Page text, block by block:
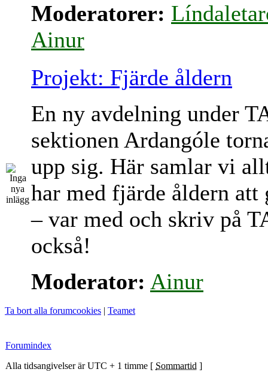
Moderatorer:
Ainur
Projekt: Fjärde åldern
En ny avdelning under
sektionen Ardangóle
upp sig. Här samlar vi
har med fjärde åldern att
– var med och skriv på
också!
Moderator: Ainur
Ta bort alla forumcookies | Teamet
Forumindex
Alla tidsangivelser är UTC + 1 timme [ Sommartid ]